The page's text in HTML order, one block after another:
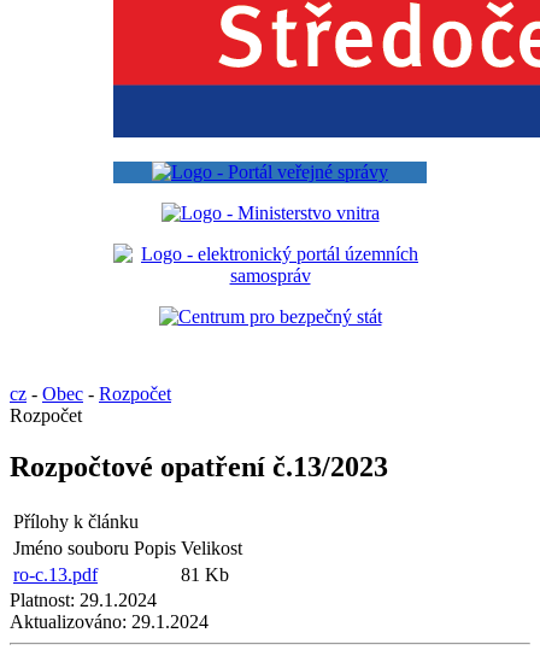
cz - Obec - Rozpočet
Rozpočet
Rozpočtové opatření č.13/2023
Přílohy k článku
Jméno souboru Popis Velikost
ro-c.13.pdf
81 Kb
Platnost: 29.1.2024
Aktualizováno: 29.1.2024